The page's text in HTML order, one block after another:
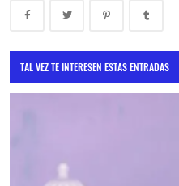
TAL VEZ TE INTERESEN ESTAS ENTRADAS